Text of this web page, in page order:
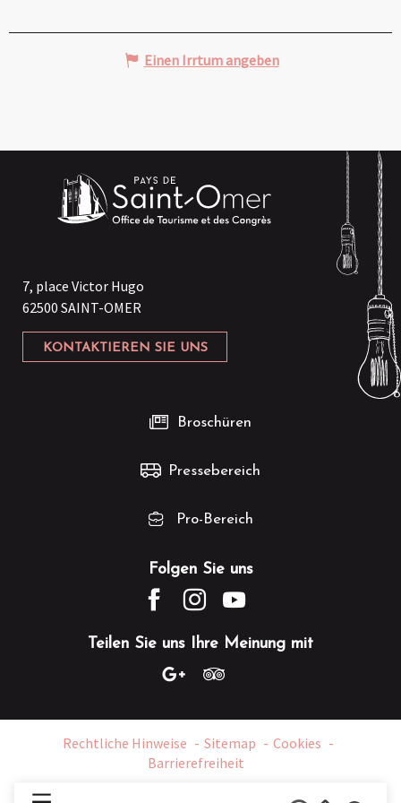
Einen Irrtum angeben
7, place Victor Hugo
62500 SAINT-OMER
KONTAKTIEREN SIE UNS
Folgen Sie uns
Teilen Sie uns Ihre Meinung mit
Broschüren
Pressebereich
Pro-Bereich
Rechtliche Hinweise Sitemap
Cookies
Barrierefreiheit